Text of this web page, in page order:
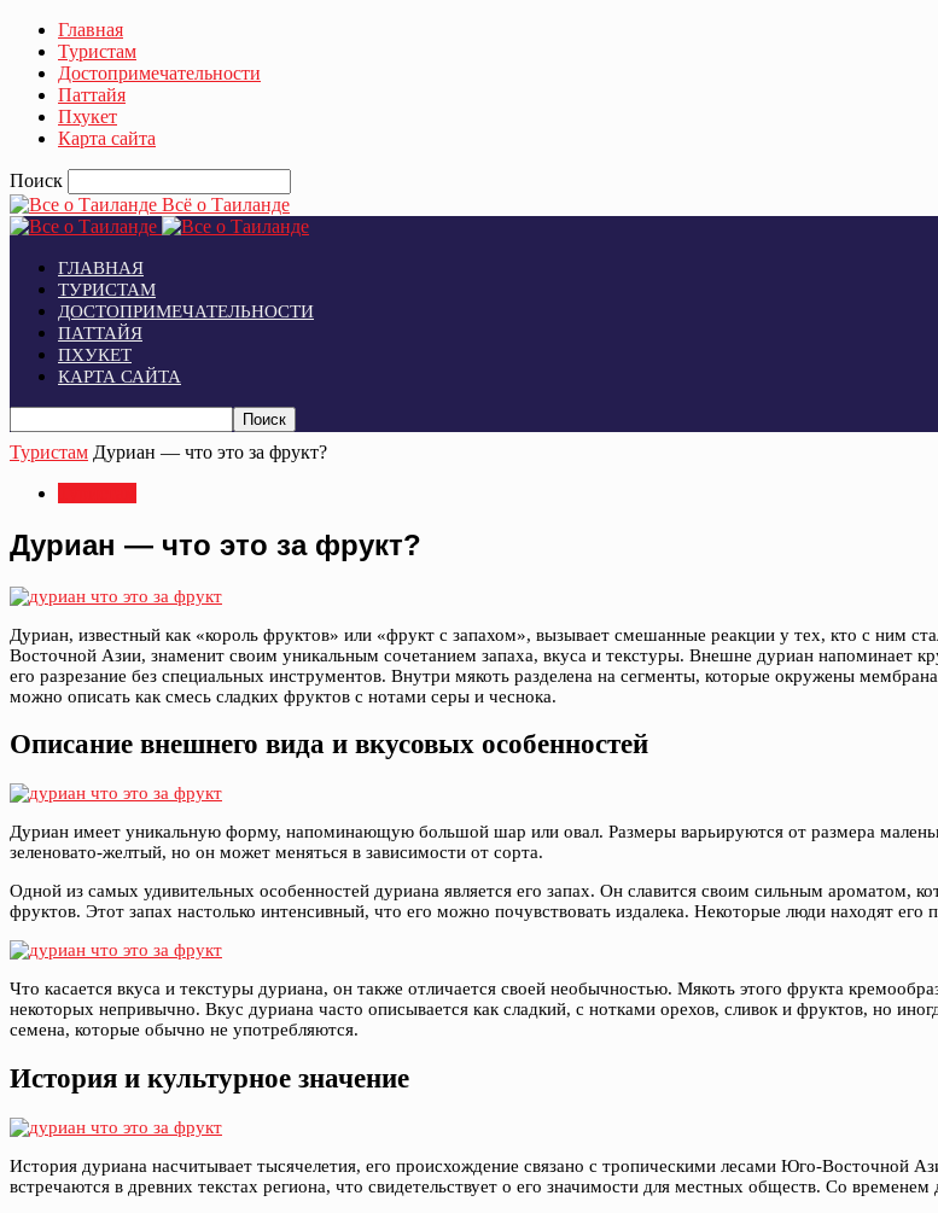
Главная
Туристам
Достопримечательности
Паттайя
Пхукет
Карта сайта
Поиск
Всё о Таиланде
ГЛАВНАЯ
ТУРИСТАМ
ДОСТОПРИМЕЧАТЕЛЬНОСТИ
ПАТТАЙЯ
ПХУКЕТ
КАРТА САЙТА
Туристам Дуриан — что это за фрукт?
Дуриан — что это за фрукт?
Дуриан, известный как «король фруктов» или «фрукт с запахом», вызывает смешанные реакции у тех, кто с ним
Восточной Азии, знаменит своим уникальным сочетанием запаха, вкуса и текстуры. Внешне дуриан напоминает
его разрезание без специальных инструментов. Внутри мякоть разделена на сегменты, которые окружены
можно описать как смесь сладких фруктов с нотами серы и чеснока.
Описание внешнего вида и вкусовых особенностей
Дуриан имеет уникальную форму, напоминающую большой шар или овал. Размеры варьируются от размера
зеленовато-желтый, но он может меняться в зависимости от сорта.
Одной из самых удивительных особенностей дуриана является его запах. Он славится своим сильным ароматом,
фруктов. Этот запах настолько интенсивный, что его можно почувствовать издалека. Некоторые люди находят его
Что касается вкуса и текстуры дуриана, он также отличается своей необычностью. Мякоть этого фрукта
некоторых непривычно. Вкус дуриана часто описывается как сладкий, с нотками орехов, сливок и фруктов, но
семена, которые обычно не употребляются.
История и культурное значение
История дуриана насчитывает тысячелетия, его происхождение связано с тропическими лесами Юго-Восточной
встречаются в древних текстах региона, что свидетельствует о его значимости для местных обществ. Со